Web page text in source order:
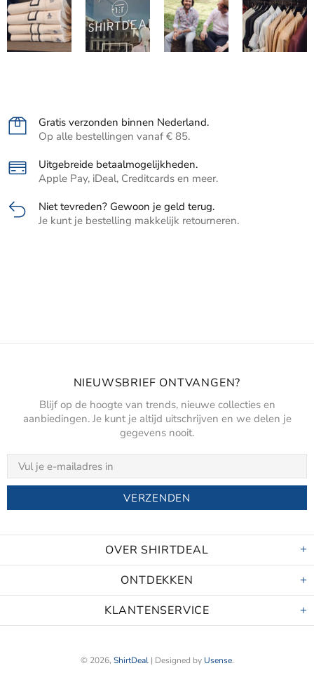
Gratis verzonden binnen Nederland.
Op alle bestellingen vanaf € 85.
Uitgebreide betaalmogelijkheden.
Apple Pay, iDeal, Creditcards en meer.
Niet tevreden? Gewoon je geld terug.
Je kunt je bestelling makkelijk retourneren.
NIEUWSBRIEF ONTVANGEN?
Blijf op de hoogte van trends, nieuwe collecties en
aanbiedingen. Je kunt je altijd uitschrijven en we delen je
gegevens nooit.
OVER SHIRTDEAL
ONTDEKKEN
KLANTENSERVICE
© 2026, ShirtDeal| Designed by Usense.